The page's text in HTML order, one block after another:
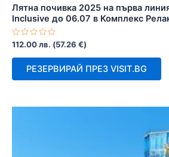
Лятна почивка 2025 на първа
Inclusive до 06.07 в Комплекс
Оценено
с
0
112.00лв. (57.26 €)
РЕЗЕРВИРАЙ ПРЕЗ VISIT.BG